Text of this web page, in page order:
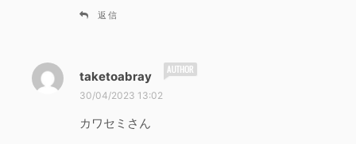
返信
taketoabray
30/04/2023 13:02
カワセミさん